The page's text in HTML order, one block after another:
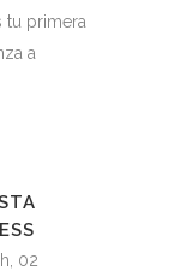
tu primera
a
02